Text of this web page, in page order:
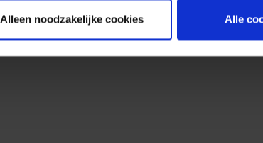
Alleen noodzakelijke cookies Alle